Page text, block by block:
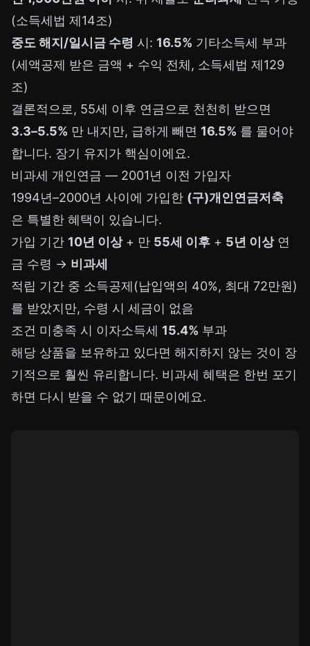
(소득세법 제14조)
중도 해지/일시금 수령 시: 16.5% 기타소득세 부과
(세액공제 받은 금액 + 수익 전체, 소득세법 제129
조)
결론적으로, 55세 이후 연금으로 천천히 받으면
3.3–5.5% 만 내지만, 급하게 빼면 16.5% 를 물어야
합니다. 장기 유지가 핵심이에요.
비과세 개인연금 — 2001년 이전 가입자
1994년–2000년 사이에 가입한 (구)개인연금저축
은 특별한 혜택이 있습니다.
가입 기간 10년 이상+ 만 55세 이후 + 5년 이상연
금 수령 → 비과세
적립 기간 중 소득공제(납입액의 40%, 최대 72만원)
를 받았지만, 수령 시 세금이 없음
조건 미충족 시 이자소득세 15.4% 부과
해당 상품을 보유하고 있다면 해지하지 않는 것이 장
기적으로 훨씬 유리합니다. 비과세 혜택은 한번 포기
하면 다시 받을 수 없기 때문이에요.